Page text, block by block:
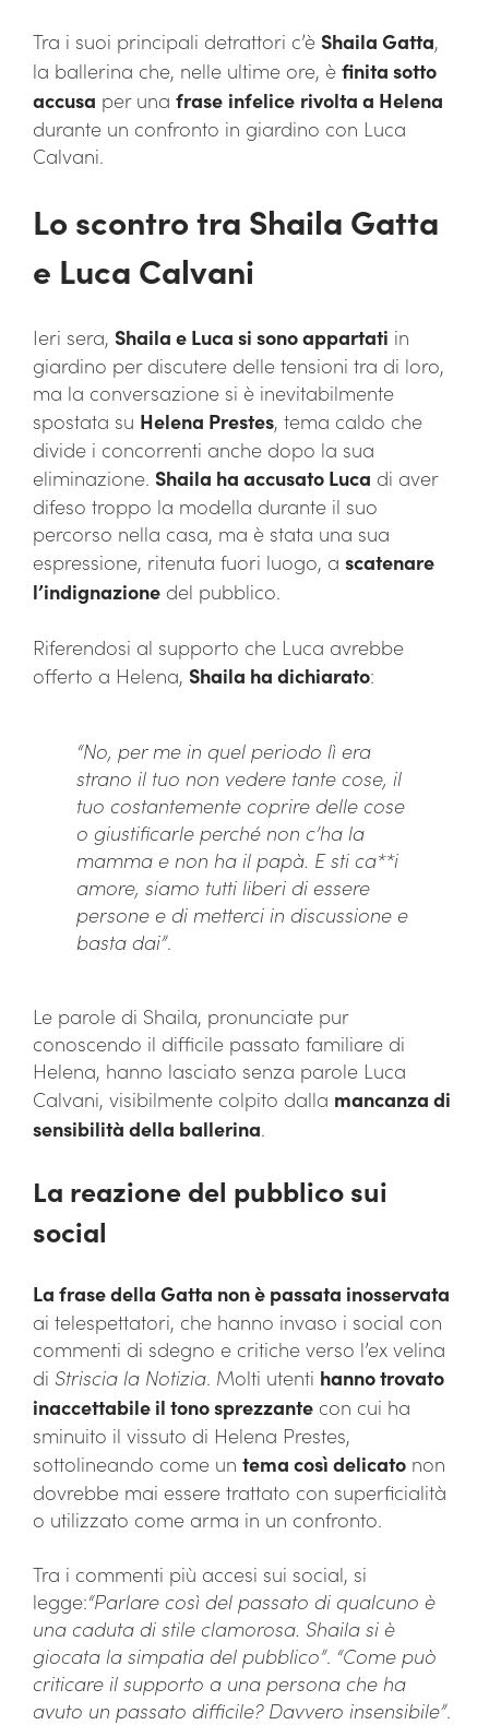
Tra i suoi principali detrattori c’è Shaila Gatta,
la ballerina che, nelle ultime ore, è finita sotto
accusa per una frase infelice rivolta a Helena
durante un confronto in giardino con Luca
Calvani.
Lo scontro tra Shaila Gatta
e Luca Calvani
Ieri sera, Shaila e Luca si sono appartati in
giardino per discutere delle tensioni tra di loro,
ma la conversazione si è inevitabilmente
spostata su Helena Prestes, tema caldo che
divide i concorrenti anche dopo la sua
eliminazione. Shaila ha accusato Luca di aver
difeso troppo la modella durante il suo
percorso nella casa, ma è stata una sua
espressione, ritenuta fuori luogo, a scatenare
l’indignazione del pubblico.
Riferendosi al supporto che Luca avrebbe
offerto a Helena, Shaila ha dichiarato:
“No, per me in quel periodo lì era
strano il tuo non vedere tante cose, il
tuo costantemente coprire delle cose
o giustificarle perché non c’ha la
mamma e non ha il papà. E sti ca**i
amore, siamo tutti liberi di essere
persone e di metterci in discussione e
basta dai”.
Le parole di Shaila, pronunciate pur
conoscendo il difficile passato familiare di
Helena, hanno lasciato senza parole Luca
Calvani, visibilmente colpito dalla mancanza di
sensibilità della ballerina.
La reazione del pubblico sui
social
La frase della Gatta non è passata inosservata
ai telespettatori, che hanno invaso i social con
commenti di sdegno e critiche verso l’ex velina
di Striscia la Notizia. Molti utenti hanno trovato
inaccettabile il tono sprezzante con cui ha
sminuito il vissuto di Helena Prestes,
sottolineando come un tema così delicato non
dovrebbe mai essere trattato con superficialità
o utilizzato come arma in un confronto.
Tra i commenti più accesi sui social, si
legge:“Parlare così del passato di qualcuno è
una caduta di stile clamorosa. Shaila si è
giocata la simpatia del pubblico”. “Come può
criticare il supporto a una persona che ha
avuto un passato difficile? Davvero insensibile”.